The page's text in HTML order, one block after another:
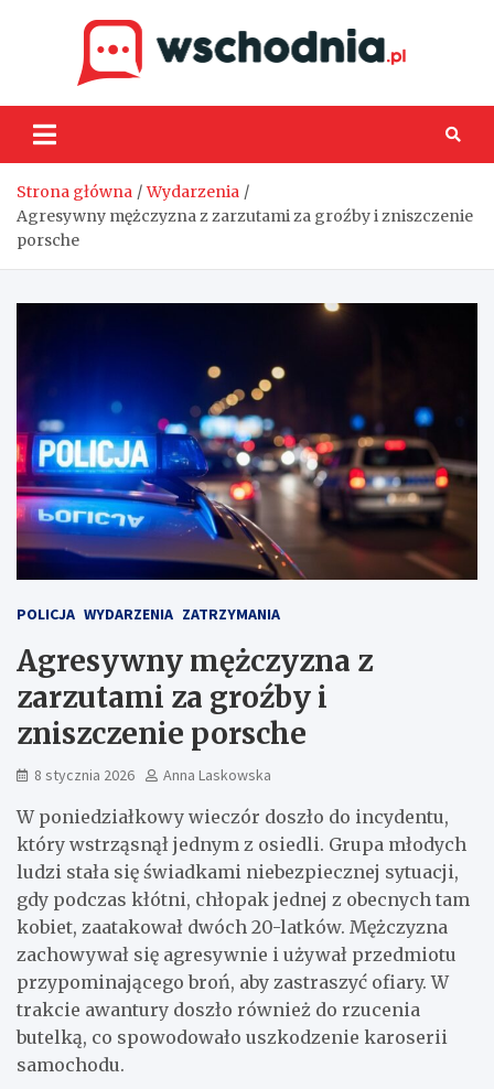
Strona główna
Wydarzenia
Agresywny mężczyzna z zarzutami za groźby i zniszczenie
porsche
POLICJA WYDARZENIA ZATRZYMANIA
Agresywny mężczyzna z
zarzutami za groźby i
zniszczenie porsche
8 stycznia 2026 Anna Laskowska
W poniedziałkowy wieczór doszło do incydentu,
który wstrząsnął jednym z osiedli. Grupa młodych
ludzi stała się świadkami niebezpiecznej sytuacji,
gdy podczas kłótni, chłopak jednej z obecnych tam
kobiet, zaatakował dwóch 20-latków. Mężczyzna
zachowywał się agresywnie i używał przedmiotu
przypominającego broń, aby zastraszyć ofiary. W
trakcie awantury doszło również do rzucenia
butelką, co spowodowało uszkodzenie karoserii
samochodu.